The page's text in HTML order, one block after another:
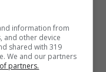
information from
and other device
shared with 319
We and our partners
partners.